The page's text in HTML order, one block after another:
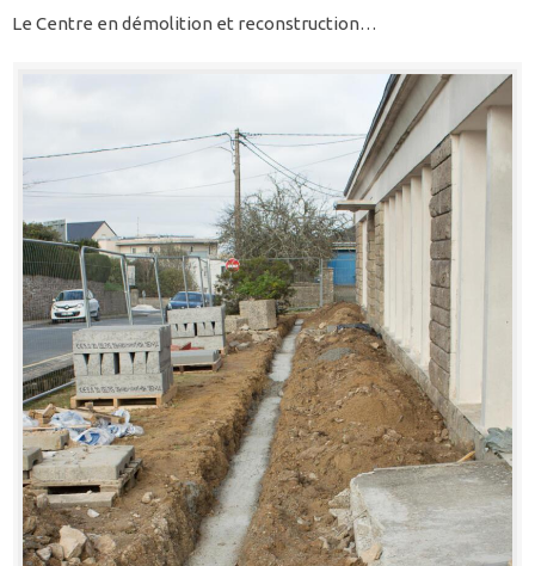
Le Centre en démolition et reconstruction…